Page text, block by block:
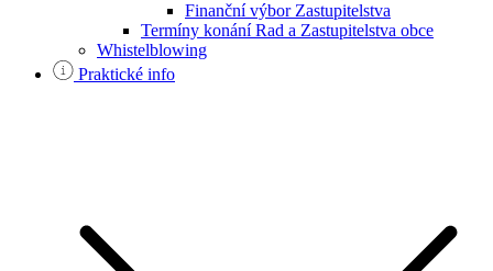
Finanční výbor Zastupitelstva
Termíny konání Rad a Zastupitelstva obce
Whistelblowing
Praktické info